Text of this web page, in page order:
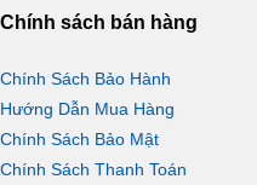
Chính sách bán hàng
Chính Sách Bảo Hành
Hướng Dẫn Mua Hàng
Chính Sách Bảo Mật
Chính Sách Thanh Toán